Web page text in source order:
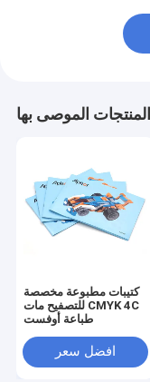
المنتجات الموصى بها
كتيبات مطبوعة مخصصة
للتصفيح مات CMYK 4C
طباعة أوفست
افضل سعر